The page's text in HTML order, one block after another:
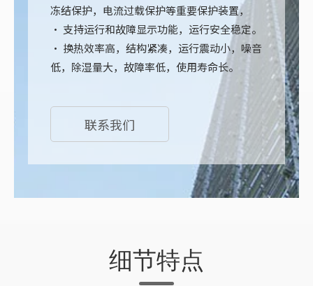
冻结保护，电流过载保护等重要保护装置，
· 支持运行和故障显示功能，运行安全稳定。
· 换热效率高，结构紧凑，运行震动小，噪音
低，除湿量大，故障率低，使用寿命长。
联系我们
细节特点